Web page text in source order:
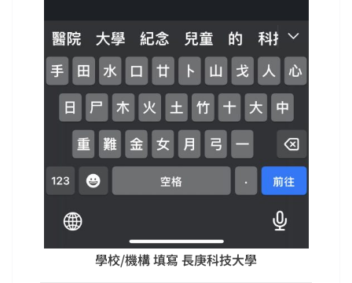
學校/機構 填寫 長庚科技大學